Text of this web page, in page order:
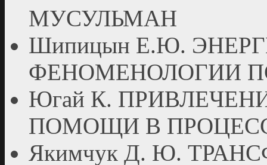
МУСУЛЬМАН
Шипицын Е.Ю.
ФЕНОМЕНОЛОГИИ
Югай К.
ПОМОЩИ В
Якимчук Д. Ю.